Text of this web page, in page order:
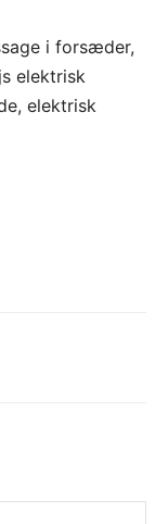
i forsæder,
elektrisk
elektrisk